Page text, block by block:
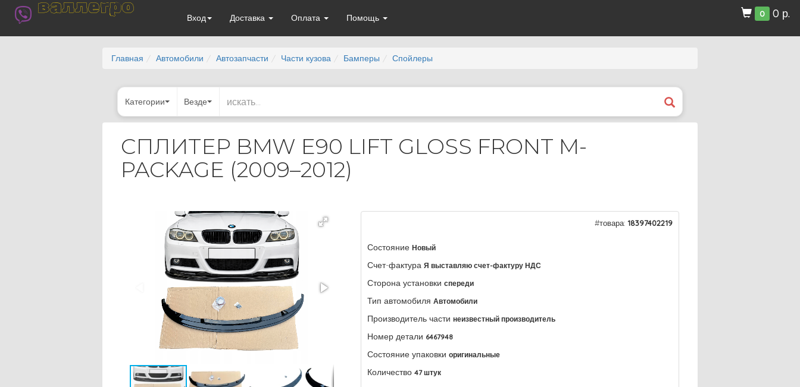
валлегро
Вход Доставка Оплата Помощь 0 0 р.
Главная Автомобили Автозапчасти Части кузова Бамперы Спойлеры
Категории Везде
СПЛИТЕР BMW E90 LIFT GLOSS FRONT M-
PACKAGE (2009–2012)
#товара: 18397402219
Состояние Новый
Счет-фактура Я выставляю счет-фактуру НДС
Сторона установки спереди
Тип автомобиля Автомобили
Производитель части неизвестный производитель
Номер детали 6467948
Состояние упаковки оригинальные
Количество 47 штук